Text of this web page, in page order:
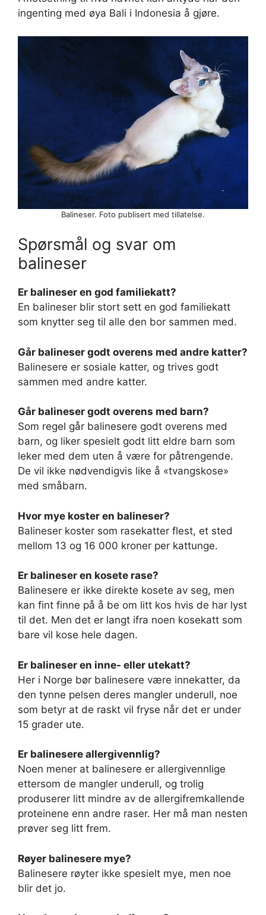
ingenting med øya Bali i Indonesia å gjøre.
Balineser. Foto publisert med tillatelse.
Spørsmål og svar om
balineser
Er balineser en god familiekatt?
En balineser blir stort sett en god familiekatt
som knytter seg til alle den bor sammen med.
Går balineser godt overens med andre katter?
Balinesere er sosiale katter, og trives godt
sammen med andre katter.
Går balineser godt overens med barn?
Som regel går balinesere godt overens med
barn, og liker spesielt godt litt eldre barn som
leker med dem uten å være for påtrengende.
De vil ikke nødvendigvis like å «tvangskose»
med småbarn.
Hvor mye koster en balineser?
Balineser koster som rasekatter flest, et sted
mellom 13 og 16 000 kroner per kattunge.
Er balineser en kosete rase?
Balinesere er ikke direkte kosete av seg, men
kan fint finne på å be om litt kos hvis de har lyst
til det. Men det er langt ifra noen kosekatt som
bare vil kose hele dagen.
Er balineser en inne- eller utekatt?
Her i Norge bør balinesere være innekatter, da
den tynne pelsen deres mangler underull, noe
som betyr at de raskt vil fryse når det er under
15 grader ute.
Er balinesere allergivennlig?
Noen mener at balinesere er allergivennlige
ettersom de mangler underull, og trolig
produserer litt mindre av de allergifremkallende
proteinene enn andre raser. Her må man nesten
prøver seg litt frem.
Røyer balinesere mye?
Balinesere røyter ikke spesielt mye, men noe
blir det jo.